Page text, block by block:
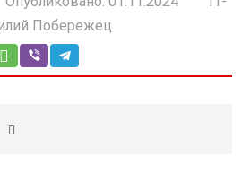
Побережец